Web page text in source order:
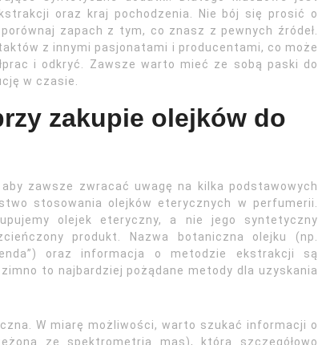
oraz kraj pochodzenia. Nie bój się prosić o
zapach z tym, co znasz z pewnych źródeł.
z innymi pasjonatami i producentami, co może
i odkryć. Zawsze warto mieć ze sobą paski do
w czasie.
zakupie olejków do
zawsze zwracać uwagę na kilka podstawowych
stosowania olejków eterycznych w perfumerii.
olejek eteryczny, a nie jego syntetyczny
produkt. Nazwa botaniczna olejku (np.
oraz informacja o metodzie ekstrakcji są
to najbardziej pożądane metody dla uzyskania
W miarę możliwości, warto szukać informacji o
ze spektrometrią mas), która szczegółowo